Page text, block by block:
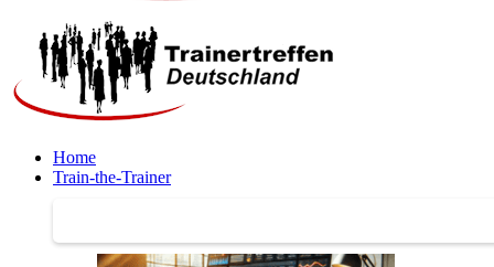
Home
Train-the-Trainer